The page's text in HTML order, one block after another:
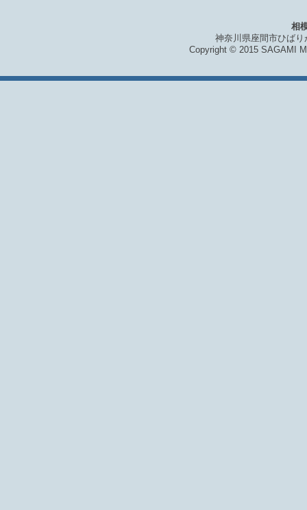
相
神奈川県座間市ひばり
Copyright © 2015 SAGAMI